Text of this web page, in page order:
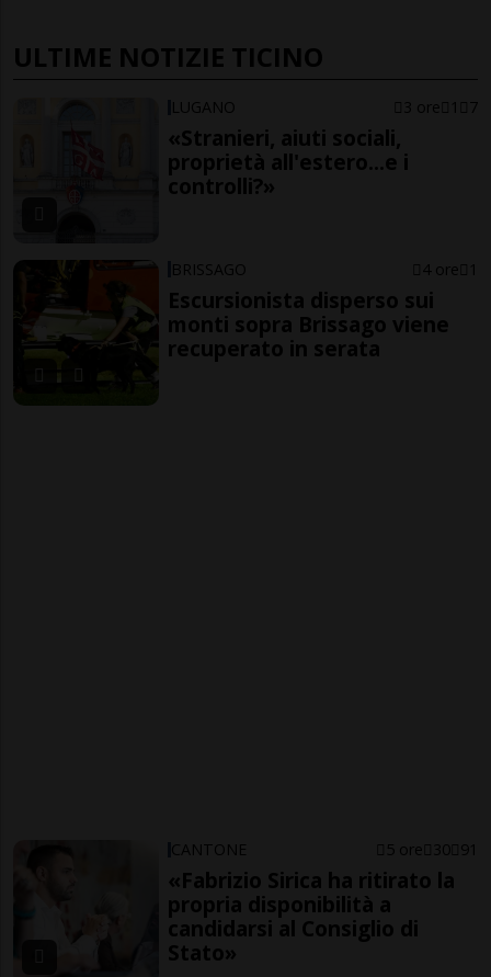
ULTIME NOTIZIE TICINO
LUGANO 3 ore 1 7
«Stranieri, aiuti sociali,
proprietà all'estero...e i
controlli?»
BRISSAGO 4 ore 1
Escursionista disperso sui
monti sopra Brissago viene
recuperato in serata
CANTONE 5 ore 30 91
«Fabrizio Sirica ha ritirato la
propria disponibilità a
candidarsi al Consiglio di
Stato»